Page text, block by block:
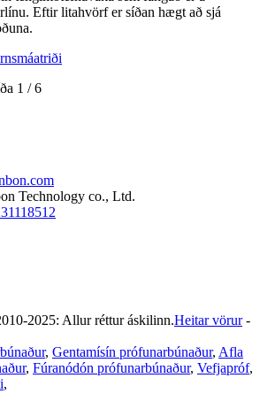
Eftir litahvörf er síðan hægt að sjá
smáatriði
1 / 6
Technology co., Ltd.
2025: Allur réttur áskilinn.Heitar vörur-
, Gentamísín prófunarbúnaður, Afla
, Fúranódón prófunarbúnaður, Vefjapróf,
,